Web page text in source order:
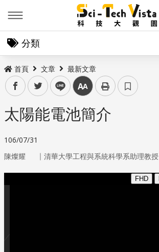
分類
首頁 文章 最新文章
facebooktwitter line 中
太陽能電池簡介
106/07/31
陳燦耀 ｜ 清華大學工程與系統科學系助理教授